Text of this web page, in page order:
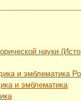
науки
и эмблематика
и эмблематика